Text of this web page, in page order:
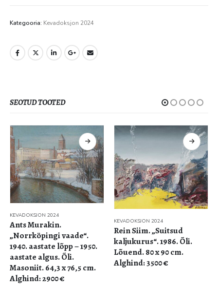
Kategooria: Kevadoksjon 2024
SEOTUD TOOTED
KEVADOKSJON 2024
Ants Murakin.
„Norrköpingi vaade“.
1940. aastate lõpp – 1950.
aastate algus. Õli.
Masoniit. 64,3 x 76,5 cm.
Alghind: 2900 €
KEVADOKSJON 2024
Rein Siim. „Suitsud
kaljukurus“. 1986. Õli.
Lõuend. 80 x 90 cm.
Alghind: 3500 €